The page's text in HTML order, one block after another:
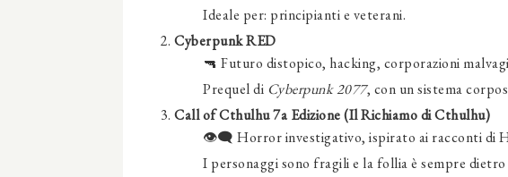
Ideale per: principianti e veterani.
Cyberpunk RED
🔫 Futuro distopico, hacking, corporazioni
Prequel di Cyberpunk 2077, con un sistema
Call of Cthulhu 7a Edizione (Il Richiamo di Cthulhu)
👁️‍🗨️ Horror investigativo, ispirato ai racconti di
I personaggi sono fragili e la follia è sempre dietro